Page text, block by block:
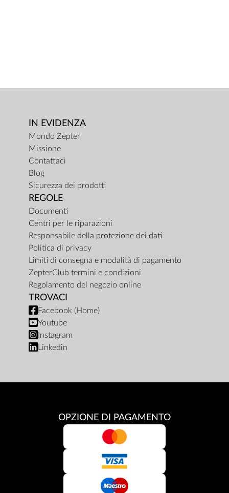
IN EVIDENZA
Mondo Zepter
Missione
Contattaci
Blog
Sicurezza dei prodotti
REGOLE
Documenti
Centri per le riparazioni
Responsabile della protezione dei dati
Politica di privacy
Limiti di consegna e modalità di pagamento
ZepterClub termini e condizioni
Regolamento del negozio online
TROVACI
Facebook (Home)
Youtube
Instagram
Linkedin
OPZIONE DI PAGAMENTO